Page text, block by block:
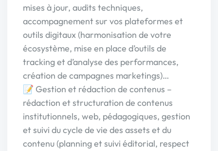
mises à jour, audits techniques,
accompagnement sur vos plateformes et
outils digitaux (harmonisation de votre
écosystème, mise en place d’outils de
tracking et d’analyse des performances,
création de campagnes marketings)…
📝 Gestion et rédaction de contenus –
rédaction et structuration de contenus
institutionnels, web, pédagogiques, gestion
et suivi du cycle de vie des assets et du
contenu (planning et suivi éditorial, respect